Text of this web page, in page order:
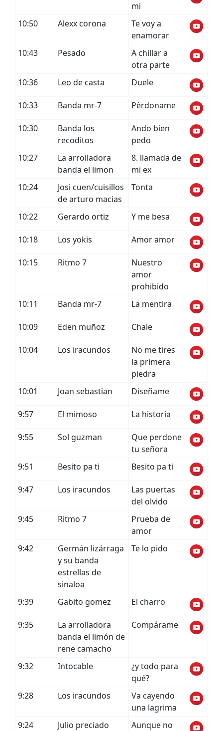
mi
10:50
Alexx corona
Te voy a
enamorar
10:43
Pesado
A chillar a
otra parte
10:36
Leo de casta Duele
10:33 Banda mr-7 Pèrdoname
10:30
Banda los
recoditos
Ando bien
pedo
10:27
La arrolladora
banda el limon
8. llamada de
mi ex
10:24
Josi cuen/cuisillos
de arturo macias
Tonta
10:22 Gerardo ortiz Y me besa
10:18 Los yokis Amor amor
10:15 Ritmo 7
Nuestro
amor
prohibido
10:11
Banda mr-7 La mentira
10:09 Eden muñoz Chale
10:04 Los iracundos
No me tires
la primera
piedra
10:01
Joan sebastian Diseñame
9:57 El mimoso La historia
9:55 Sol guzman
Que perdone
tu señora
9:51
Besito pa ti Besito pa ti
9:47 Los iracundos
Las puertas
del olvido
9:45
Ritmo 7
Prueba de
amor
9:42
Germán lizárraga
y su banda
estrellas de
sinaloa
Te lo pido
9:39 Gabito gomez El charro
9:35
La arrolladora
banda el limón de
rene camacho
Compárame
9:32 Intocable
¿y todo para
qué?
9:28
Los iracundos
Va cayendo
una lagrima
9:24
Julio preciado
Aunque no